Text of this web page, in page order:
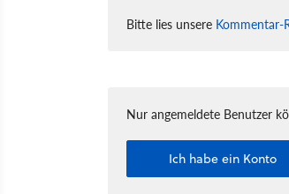
Bitte lies unsere Kommentar-
Nur angemeldete Benutzer
Ich habe ein Konto